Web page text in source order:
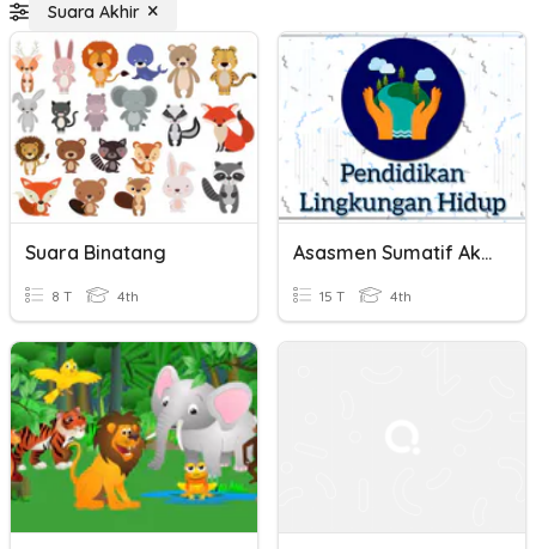
Suara Akhir
Suara Binatang
8 T 4th
Asasmen Sumatif Akhir Semester
15 T 4th